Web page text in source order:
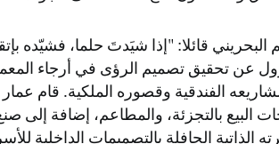
قائلا: "إذا شيَدتَ حلما، فشيّده
عن تحقيق تصميم الرؤى في أرجاء
البيع بالتجزئة، والمطاعم، إضافة إلى
الذاتية الحافلة بالتصميمات الداخلية